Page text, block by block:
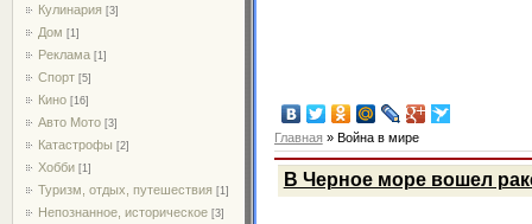
Кулинария [3]
Дом [1]
Реклама [1]
Спорт [5]
Кино [16]
Авто Мото [3]
Катастрофы [2]
Хобби [1]
Туризм, отдых, путешествия [1]
Непознанное, историческое [3]
Главная » Война в мире
В Черное море вошел